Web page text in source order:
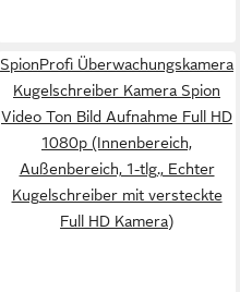
SpionProfi Überwachungskamera
Kugelschreiber Kamera Spion
Video Ton Bild Aufnahme Full HD
1080p (Innenbereich,
Außenbereich, 1-tlg., Echter
Kugelschreiber mit versteckte
Full HD Kamera)